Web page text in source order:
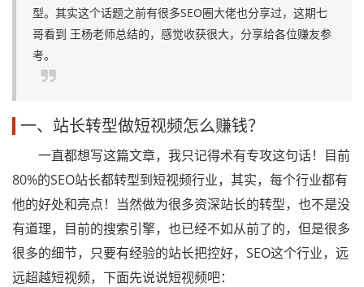
型。其实这个话题之前有很多SEO圈大佬也分享过，这期七
哥看到 王杨老师总结的，感觉收获很大，分享给各位赚友参
考。
一、站长转型做短视频怎么赚钱？
一直都想写这篇文章，我只记得术有专攻这句话！目前
80%的SEO站长都转型到短视频行业，其实，每个行业都有
他的好处和亮点！当然做为很多资深站长的转型，也不是没
有道理，目前的搜索引擎，也已经不如从前了的，但是很多
很多的细节，只要有经验的站长把控好，SEO这个行业，远
远超越短视频，下面先说说短视频吧：